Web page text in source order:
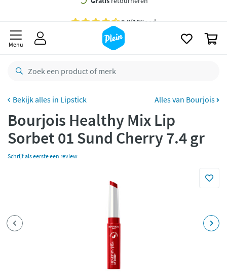
besteld,
retourneren
Betaal met Klarna
Menu
Lipstick Alles van Bourjois
Bourjois Healthy Mix Lip
Sorbet 01 Sund Cherry 7.4 gr
Schrijf als eerste een review